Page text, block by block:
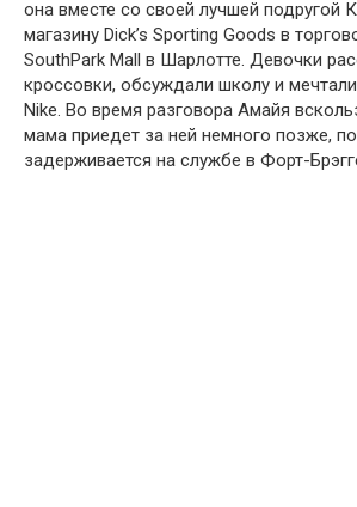
она вместе со своей лучшей подругой
магазину Dick’s Sporting Goods в
SouthPark Mall в Шарлотте. Девочки
кроссовки, обсуждали школу и
Nike. Во время разговора Амайя
мама приедет за ней немного позже,
задерживается на службе в Форт-